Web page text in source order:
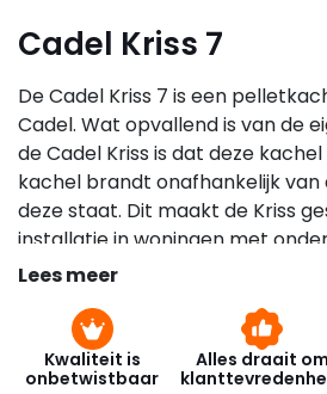
Cadel Kriss 7
De Cadel Kriss 7 is een
Cadel. Wat opvallend is van de
de Cadel Kriss is dat deze
kachel brandt onafhankelijk
deze staat. Dit maakt de Kriss
installatie in woningen met
installatie. De kachel is
een externe thermostaat aan
programmeren via een
Lees meer
Kwaliteit is
onbetwistbaar
Alles draait om